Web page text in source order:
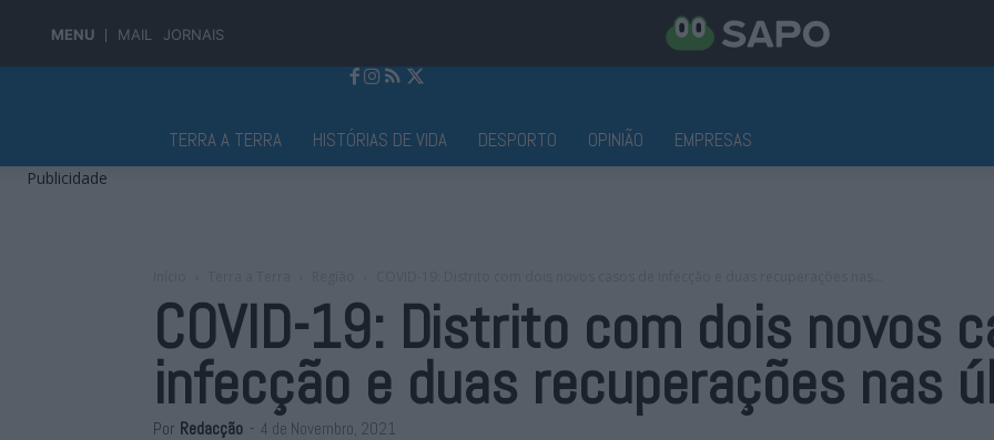
MENU MAIL JORNAIS
TERRA A TERRA HISTÓRIAS DE VIDA DESPORTO OPINIÃO EMPRESAS
Publicidade
COVID-19: Distrito com dois novos
infecção e duas recuperações nas
Por Redacção - 4 de Novembro, 2021